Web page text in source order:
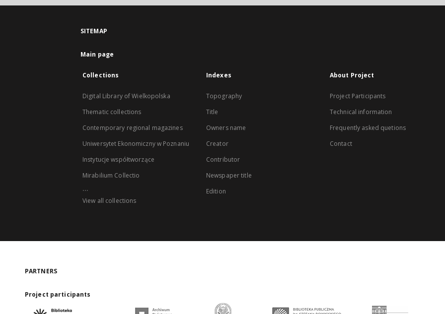
SITEMAP
Main page
Collections
Digital Library of Wielkopolska
Thematic collections
Contemporary regional magazines
Uniwersytet Ekonomiczny w Poznaniu
Instytucje współtworzące
Mirabilium Collectio
...
View all collections
Indexes
Topography
Title
Owners name
Creator
Contributor
Newspaper title
Edition
About Project
Project Participants
Technical information
Frequently asked quetions
Contact
PARTNERS
Project participants